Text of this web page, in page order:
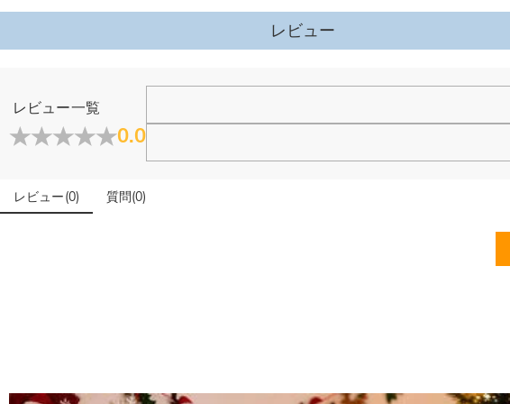
詳細はこちら
詳細はこちら
レビュー
レビュー一覧
0.0
レビュー(0) 質問(0)